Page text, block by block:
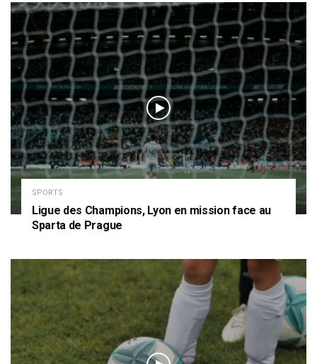
SPORTS
Ligue des Champions, Lyon en mission face au
Sparta de Prague